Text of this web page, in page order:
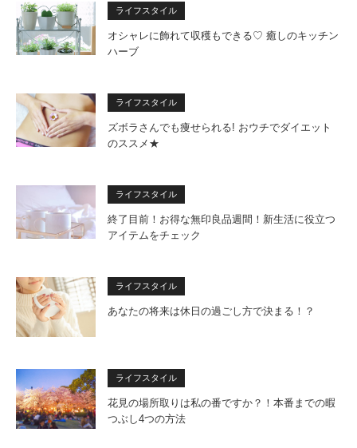
ライフスタイル
オシャレに飾れて収穫もできる♡ 癒しのキッチン
ハーブ
ライフスタイル
ズボラさんでも痩せられる! おウチでダイエット
のススメ★
ライフスタイル
終了目前！お得な無印良品週間！新生活に役立つ
アイテムをチェック
ライフスタイル
あなたの将来は休日の過ごし方で決まる！？
ライフスタイル
花見の場所取りは私の番ですか？！本番までの暇
つぶし4つの方法